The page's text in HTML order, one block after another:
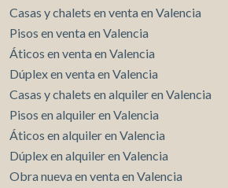
Casas y chalets en venta en Valencia
Pisos en venta en Valencia
Áticos en venta en Valencia
Dúplex en venta en Valencia
Casas y chalets en alquiler en Valencia
Pisos en alquiler en Valencia
Áticos en alquiler en Valencia
Dúplex en alquiler en Valencia
Obra nueva en venta en Valencia